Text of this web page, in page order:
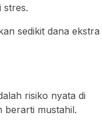
stres.
sedikit dana ekstra
risiko nyata di
berarti mustahil.